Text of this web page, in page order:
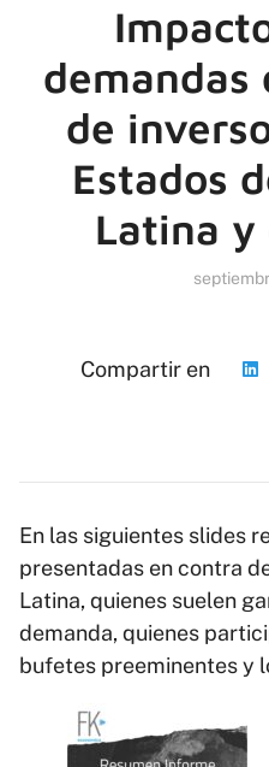
demandas
de
Estados
Latina y
Compartir en
En las siguientes slides
presentadas en contra
Latina, quienes suelen
demanda, quienes
bufetes preeminentes y